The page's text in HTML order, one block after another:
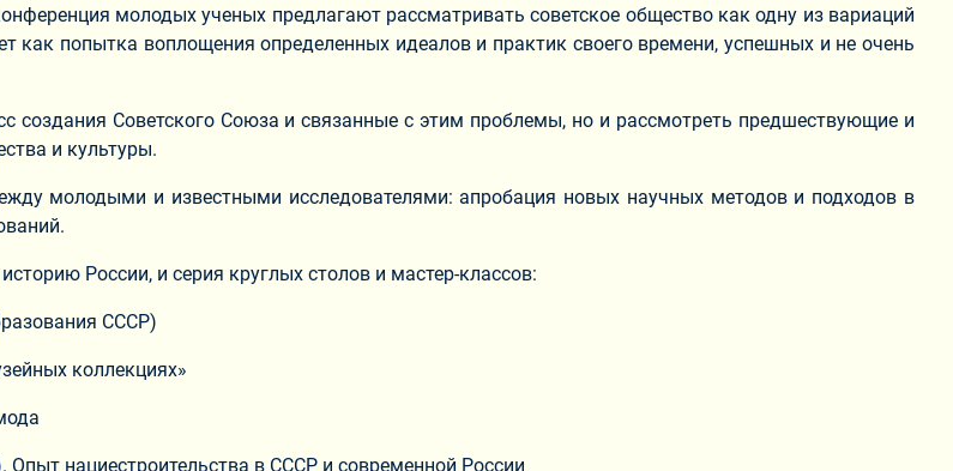
молодых ученых предлагают рассматривать советское общество как одну из вариаций
как попытка воплощения определенных идеалов и практик своего времени, успешных и не очень
создания Советского Союза и связанные с этим проблемы, но и рассмотреть предшествующие и
и культуры.
молодыми и известными исследователями: апробация новых научных методов и подходов в
России, и серия круглых столов и мастер-классов:
СССР)
коллекциях»
нациестроительства в СССР и современной России